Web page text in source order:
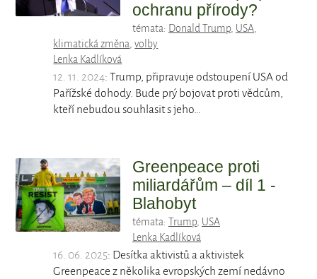
ochranu přírody?
témata: Donald Trump, USA,
klimatická změna,volby
Lenka Kadlíková
12. 11. 2024: Trump, připravuje odstoupení USA od
Pařížské dohody. Bude prý bojovat proti vědcům,
kteří nebudou souhlasit s jeho…
Greenpeace proti
miliardářům – díl 1 -
Blahobyt
témata: Trump, USA
Lenka Kadlíková
16. 06. 2025: Desítka aktivistů a aktivistek
Greenpeace z několika evropských zemí nedávno